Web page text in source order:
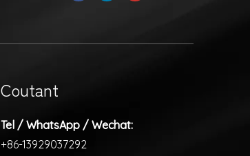
Coutant
Tel / WhatsApp / Wechat:
+86-13929037292